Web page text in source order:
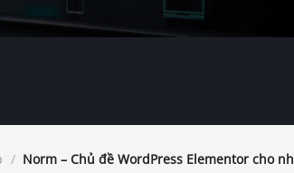
/ Norm – Chủ đề WordPress Elementor cho